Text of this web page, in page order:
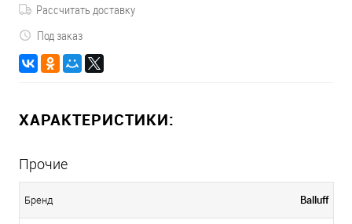
Рассчитать доставку
Под заказ
ХАРАКТЕРИСТИКИ:
Прочие
Бренд Balluff